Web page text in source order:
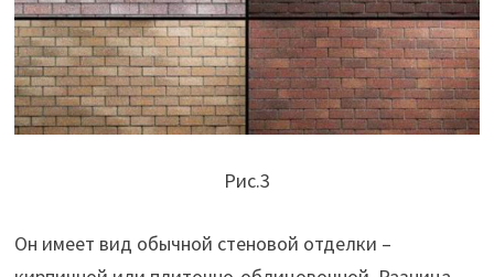
Рис.3
Он имеет вид обычной стеновой отделки –